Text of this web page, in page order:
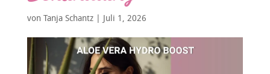
von Tanja Schantz| Juli 1, 2026